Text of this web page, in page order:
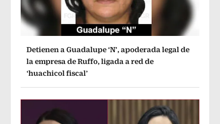
Detienen a Guadalupe ‘N’, apoderada legal de
la empresa de Ruffo, ligada a red de
‘huachicol fiscal’